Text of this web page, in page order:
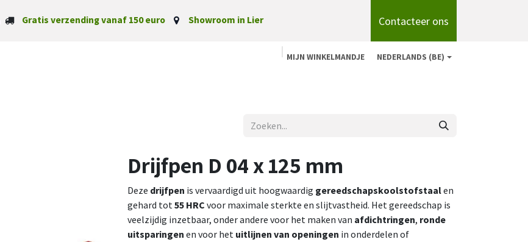
Gratis verzending vanaf 150 euro Showroom in Lier Contacteer ons
MIJN WINKELMANDJE NEDERLANDS (BE)
Drijfpen D 04 x 125 mm
Deze drijfpen is vervaardigd uit hoogwaardig gereedschapskoolstofstaalen
gehard tot55 HRC voor maximale sterkte en slijtvastheid. Het gereedschap is
veelzijdig inzetbaar, onder andere voor het maken van afdichtringen, ronde
uitsparingen en voor het uitlijnen van openingen in onderdelen of